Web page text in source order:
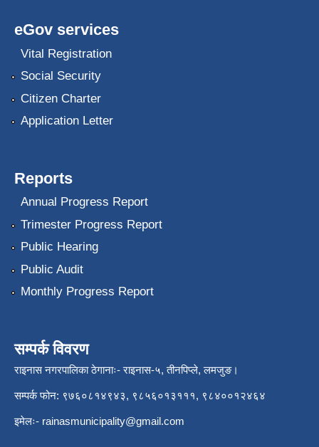
eGov services
Vital Registration
Social Security
Citizen Charter
Application Letter
Reports
Annual Progress Report
Trimester Progress Report
Public Hearing
Public Audit
Monthly Progress Report
सम्पर्क विवरण
राइनास नगरपालिका ठेगानाः- राइनास-५, तीनपिप्ले, लमजुङ।
सम्पर्क फोन: ९७६०८१४९४३, ९८५६०१३१११, ९८४००१२४६४
इमेलः- rainasmunicipality@gmail.com